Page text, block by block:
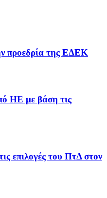
προεδρία της ΕΔΕΚ
ΗΕ με βάση τις
επιλογές του ΠτΔ στον